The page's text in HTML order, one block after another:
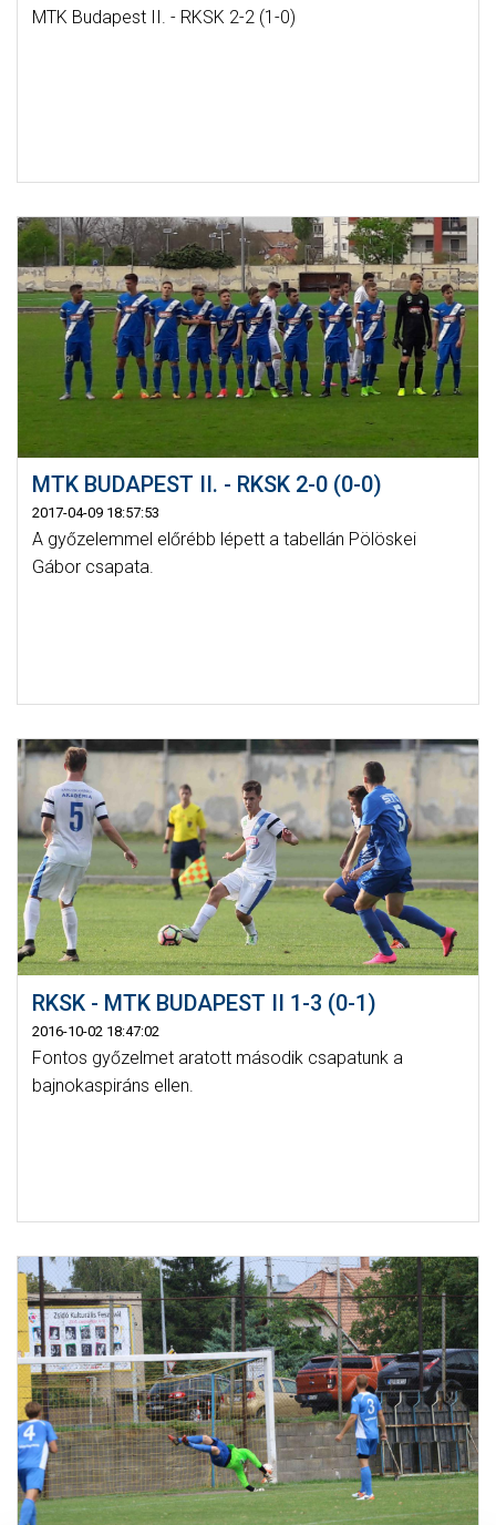
MTK Budapest II. - RKSK 2-2 (1-0)
MTK BUDAPEST II. - RKSK 2-0 (0-0)
2017-04-09 18:57:53
A győzelemmel előrébb lépett a tabellán Pölöskei
Gábor csapata.
RKSK - MTK BUDAPEST II 1-3 (0-1)
2016-10-02 18:47:02
Fontos győzelmet aratott második csapatunk a
bajnokaspiráns ellen.